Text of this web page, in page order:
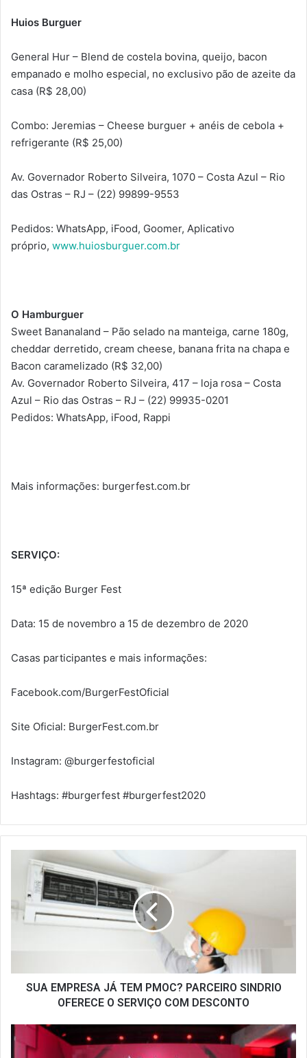
Huios Burguer
General Hur – Blend de costela bovina, queijo, bacon
empanado e molho especial, no exclusivo pão de azeite da
casa (R$ 28,00)
Combo: Jeremias – Cheese burguer + anéis de cebola +
refrigerante (R$ 25,00)
Av. Governador Roberto Silveira, 1070 – Costa Azul – Rio
das Ostras – RJ – (22) 99899-9553
Pedidos: WhatsApp, iFood, Goomer, Aplicativo
próprio, www.huiosburguer.com.br
O Hamburguer
Sweet Bananaland – Pão selado na manteiga, carne 180g,
cheddar derretido, cream cheese, banana frita na chapa e
Bacon caramelizado (R$ 32,00)
Av. Governador Roberto Silveira, 417 – loja rosa – Costa
Azul – Rio das Ostras – RJ – (22) 99935-0201
Pedidos: WhatsApp, iFood, Rappi
Mais informações: burgerfest.com.br
SERVIÇO:
15ª edição Burger Fest
Data: 15 de novembro a 15 de dezembro de 2020
Casas participantes e mais informações:
Facebook.com/BurgerFestOficial
Site Oficial: BurgerFest.com.br
Instagram: @burgerfestoficial
Hashtags: #burgerfest #burgerfest2020
EMPRESA
TEM
PMOC?
O
SERVIÇO
SUA EMPRESA JÁ TEM PMOC? PARCEIRO SINDRIO
OFERECE O SERVIÇO COM DESCONTO
ASSOCIADOS
SINDRIO